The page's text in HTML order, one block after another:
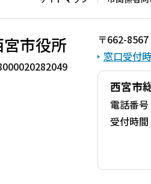
宮市役所
〒662-
窓口受付
西宮市
電話番号
受付時間